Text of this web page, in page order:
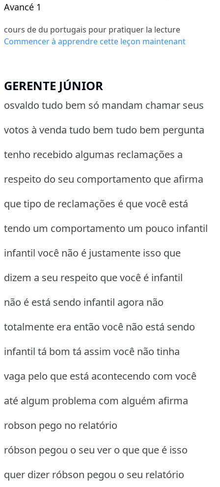
Avancé 1
cours de du portugais pour pratiquer la lecture
Commencer à apprendre cette leçon maintenant
GERENTE JÚNIOR
osvaldo tudo bem só mandam chamar seus
votos à venda tudo bem tudo bem pergunta
tenho recebido algumas reclamações a
respeito do seu comportamento que afirma
que tipo de reclamações é que você está
tendo um comportamento um pouco infantil
infantil você não é justamente isso que
dizem a seu respeito que você é infantil
não é está sendo infantil agora não
totalmente era então você não está sendo
infantil tá bom tá assim você não tinha
vaga pelo que está acontecendo com você
até algum problema com alguém afirma
robson pego no relatório
róbson pegou o seu ver o que que é isso
quer dizer róbson pegou o seu relatório